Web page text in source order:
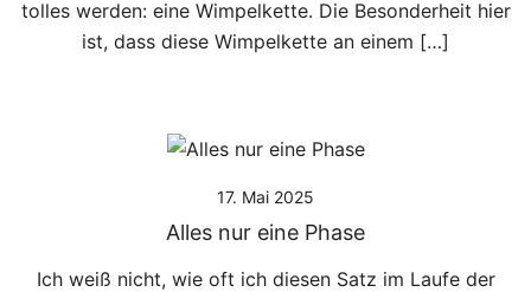
tolles werden: eine Wimpelkette. Die Besonderheit hier
ist, dass diese Wimpelkette an einem […]
17. Mai 2025
Alles nur eine Phase
Ich weiß nicht, wie oft ich diesen Satz im Laufe der